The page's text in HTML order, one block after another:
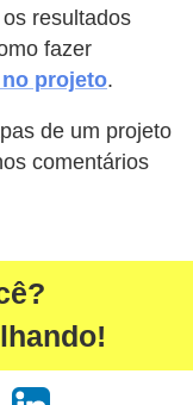
resultados
fazer
projeto.
de um projeto
comentários